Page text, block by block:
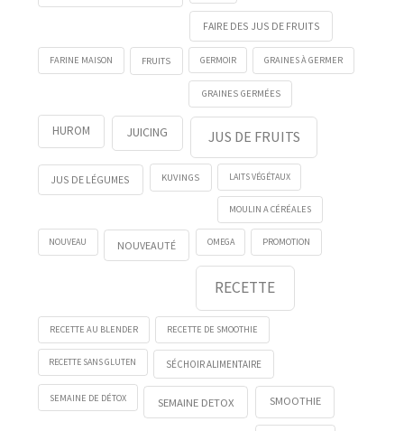
FAIRE DES JUS DE FRUITS
FARINE MAISON FRUITS GERMOIR GRAINES À GERMER
GRAINES GERMÉES
HUROM JUICING JUS DE FRUITS
JUS DE LÉGUMES KUVINGS LAITS VÉGÉTAUX
MOULIN A CÉRÉALES
NOUVEAU NOUVEAUTÉ OMEGA PROMOTION
RECETTE
RECETTE AU BLENDER RECETTE DE SMOOTHIE
RECETTE SANS GLUTEN SÉCHOIR ALIMENTAIRE
SEMAINE DE DÉTOX SEMAINE DETOX SMOOTHIE